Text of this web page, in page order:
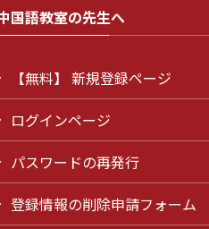
国語教室の先生へ
【無料】 新規登録ページ
ログインページ
パスワードの再発行
登録情報の削除申請フォーム